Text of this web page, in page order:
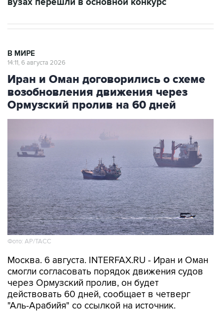
В МИРЕ
14:11, 6 августа 2026
Иран и Оман договорились о схеме
возобновления движения через
Ормузский пролив на 60 дней
Фото: AP/ТАСС
Москва. 6 августа. INTERFAX.RU - Иран и Оман
смогли согласовать порядок движения судов
через Ормузский пролив, он будет
действовать 60 дней, сообщает в четверг
"Аль-Арабийя" со ссылкой на источник.